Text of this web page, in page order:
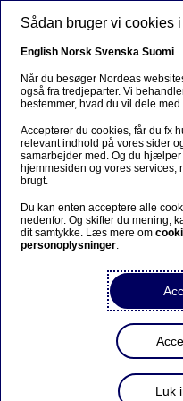
Gå til hovedindhold
Ursäkta...
Den här sidan finns
Stanna kvar på sidan
svenska
Nordea er
nordiske
Sådan bruger vi cookies
English Norsk Svenska Suomi
Når du besøger Nordeas
også fra tredjeparter. Vi
bestemmer, hvad du vil dele med
Accepterer du cookies, får du fx
relevant indhold på vores sider
samarbejder med. Og du
hjemmesiden og vores services,
brugt.
Du kan enten acceptere alle
nedenfor. Og skifter du mening,
dit samtykke. Læs mere om
personoplysninger.
Luk